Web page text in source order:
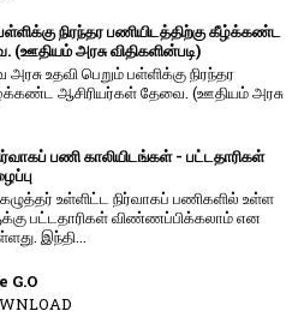
நிரந்தர பணியிடத்திற்கு கீழ்க்கண்ட
(ஊதியம் அரசு விதிகளின்படி)
உதவி பெறும் பள்ளிக்கு நிரந்தர
ஆசிரியர்கள் தேவை. (ஊதியம் அரசு
பணி காலியிடங்கள் - பட்டதாரிகள்
உள்ளிட்ட நிர்வாகப் பணிகளில் உள்ள
பட்டதாரிகள் விண்ணப்பிக்கலாம் என
இந்தி...